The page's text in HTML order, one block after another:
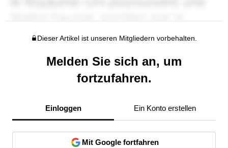
Dieser Artikel ist unseren Mitgliedern vorbehalten.
Melden Sie sich an, um
fortzufahren.
Einloggen Ein Konto erstellen
Mit Google fortfahren